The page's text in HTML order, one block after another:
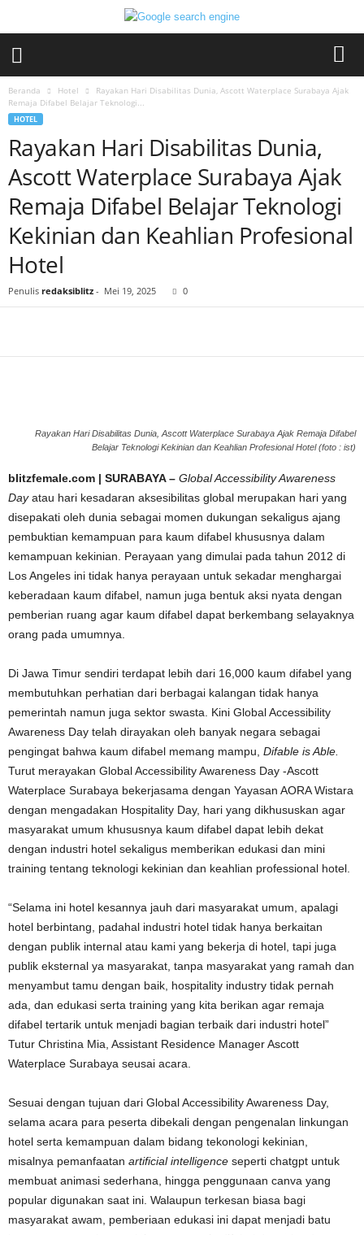
Beranda Hotel
Rayakan Hari Disabilitas Dunia, Ascott Waterplace Surabaya Ajak
Remaja Difabel Belajar Teknologi...
HOTEL
Rayakan Hari Disabilitas Dunia,
Ascott Waterplace Surabaya Ajak
Remaja Difabel Belajar Teknologi
Kekinian dan Keahlian Profesional
Hotel
Penulis redaksiblitz - Mei 19, 2025 0
Rayakan Hari Disabilitas Dunia, Ascott Waterplace Surabaya Ajak Remaja Difabel
Belajar Teknologi Kekinian dan Keahlian Profesional Hotel (foto : ist)
blitzfemale.com | SURABAYA – Global Accessibility Awareness
Dayatau hari kesadaran aksesibilitas global merupakan hari yang
disepakati oleh dunia sebagai momen dukungan sekaligus ajang
pembuktian kemampuan para kaum difabel khususnya dalam
kemampuan kekinian. Perayaan yang dimulai pada tahun 2012 di
Los Angeles ini tidak hanya perayaan untuk sekadar menghargai
keberadaan kaum difabel, namun juga bentuk aksi nyata dengan
pemberian ruang agar kaum difabel dapat berkembang selayaknya
orang pada umumnya.
Di Jawa Timur sendiri terdapat lebih dari 16,000 kaum difabel yang
membutuhkan perhatian dari berbagai kalangan tidak hanya
pemerintah namun juga sektor swasta. Kini Global Accessibility
Awareness Day telah dirayakan oleh banyak negara sebagai
pengingat bahwa kaum difabel memang mampu, Difable is Able.
Turut merayakan Global Accessibility Awareness Day -Ascott
Waterplace Surabaya bekerjasama dengan Yayasan AORA Wistara
dengan mengadakan Hospitality Day, hari yang dikhususkan agar
masyarakat umum khususnya kaum difabel dapat lebih dekat
dengan industri hotel sekaligus memberikan edukasi dan mini
training tentang teknologi kekinian dan keahlian professional hotel.
“Selama ini hotel kesannya jauh dari masyarakat umum, apalagi
hotel berbintang, padahal industri hotel tidak hanya berkaitan
dengan publik internal atau kami yang bekerja di hotel, tapi juga
publik eksternal ya masyarakat, tanpa masyarakat yang ramah dan
menyambut tamu dengan baik, hospitality industry tidak pernah
ada, dan edukasi serta training yang kita berikan agar remaja
difabel tertarik untuk menjadi bagian terbaik dari industri hotel”
Tutur Christina Mia, Assistant Residence Manager Ascott
Waterplace Surabaya seusai acara.
Sesuai dengan tujuan dari Global Accessibility Awareness Day,
selama acara para peserta dibekali dengan pengenalan linkungan
hotel serta kemampuan dalam bidang tekonologi kekinian,
misalnya pemanfaatan artificial intelligence seperti chatgpt untuk
membuat animasi sederhana, hingga penggunaan canva yang
popular digunakan saat ini. Walaupun terkesan biasa bagi
masyarakat awam, pemberiaan edukasi ini dapat menjadi batu